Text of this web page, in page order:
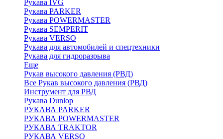
Рукава IVG
Рукава PARKER
Рукава POWERMASTER
Рукава SEMPERIT
Рукава VERSO
Рукава для автомобилей и спецтехники
Рукава для гидроразрыва
Еще
Рукав высокого давления (РВД)
Все Рукав высокого давления (РВД)
Инструмент для РВД
Рукава Dunlop
РУКАВА PARKER
РУКАВА POWERMASTER
РУКАВА TRAKTOR
РУКАВА VERSO